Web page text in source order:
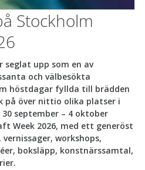
Stockholm
seglat upp som en av
och välbesökta
höstdagar fyllda till brädden
på över nittio olika platser i
september – 4 oktober
Week 2026, med ett generöst
workshops,
boksläpp, konstnärssamtal,